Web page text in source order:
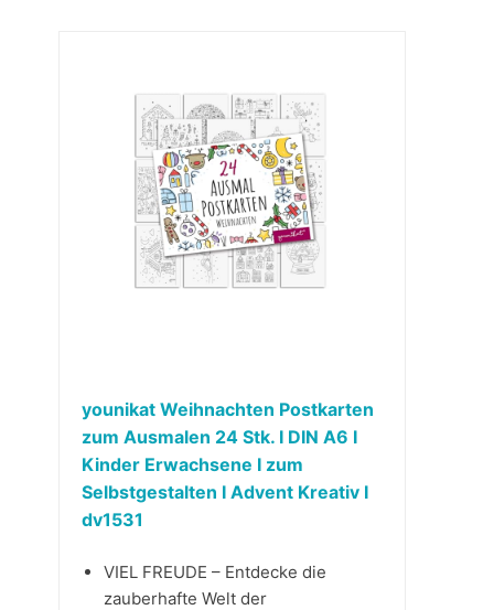
younikat Weihnachten Postkarten
zum Ausmalen 24 Stk. I DIN A6 I
Kinder Erwachsene I zum
Selbstgestalten I Advent Kreativ I
dv1531
VIEL FREUDE – Entdecke die
zauberhafte Welt der